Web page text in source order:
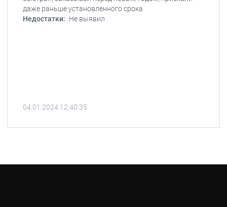
даже раньше установленного срока
Недостатки: Не выявил
04.01.2024 12:40:35